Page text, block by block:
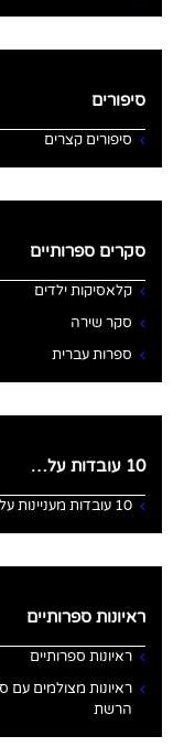
סיפורים
סיפורים קצרים
סקרים ספרותיים
קלאסיקות ילדים
סקר שירה
ספרות עברית
10 עובדות על…
10 עובדות מעניינות על סופרים מפורסמים
ראיונות ספרותיים
ראיונות ספרותיים
ראיונות מצולמים עם
הרשת